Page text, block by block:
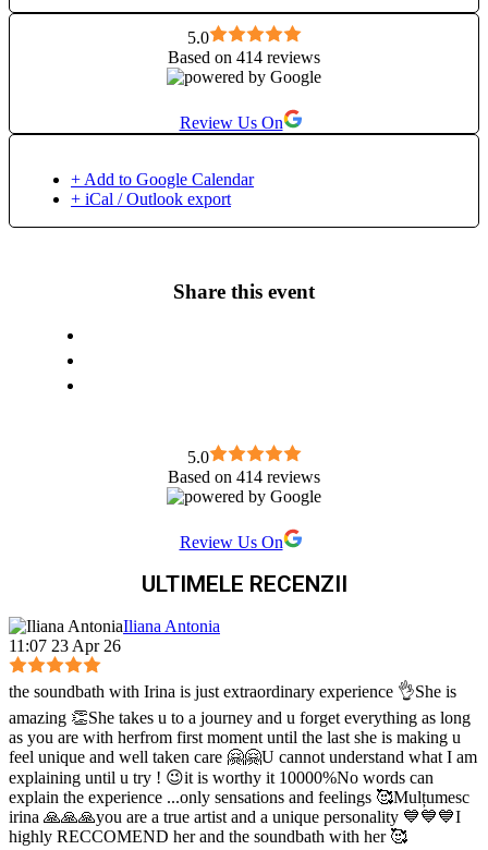
acest gen “de muncă” este nevoie și de deschiderea,
disponibilitatea și dorința ta pentru vindecare și curajul de a
renunța la tot ceea ce te menține pe loc. Este o onoare pentru
mine să te întâlnesc și să aducem mai multă bucurie și
5.0
Based on 414 reviews
Review Us On
+ Add to Google Calendar
+ iCal / Outlook export
Share this event
5.0
Based on 414 reviews
Review Us On
ULTIMELE RECENZII
Iliana Antonia
11:07 23 Apr 26
the soundbath with Irina is just extraordinary experience 👌She is
amazing 👏She takes u to a journey and u forget everything as long
as you are with herfrom first moment until the last she is making u
feel unique and well taken care 🤗🤗U cannot understand what I am
explaining until u try ! 😉it is worthy it 10000%No words can
explain the experience ...only sensations and feelings 🥰Mulțumesc
irina 🙏🙏🙏you are a true artist and a unique personality 💙💙💙I
highly RECCOMEND her and the soundbath with her 🥰